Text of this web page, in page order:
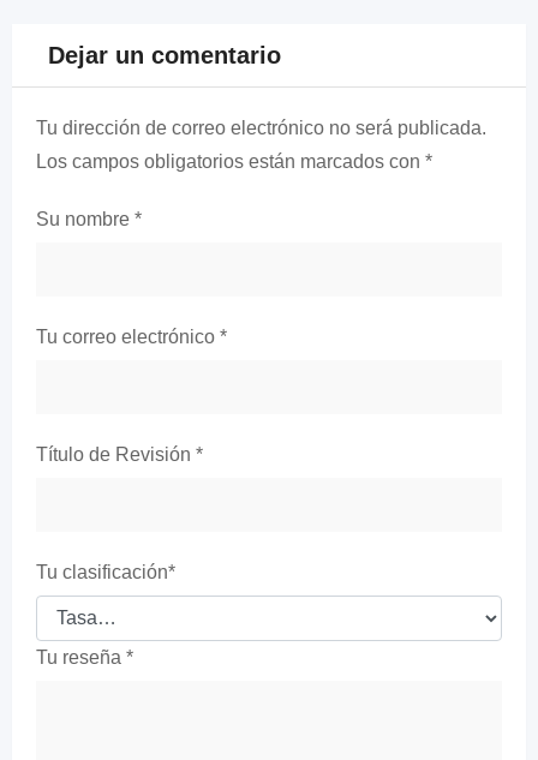
Dejar un comentario
Tu dirección de correo electrónico no será publicada.
Los campos obligatorios están marcados con *
Su nombre *
Tu correo electrónico *
Título de Revisión *
Tu clasificación*
Tu reseña *